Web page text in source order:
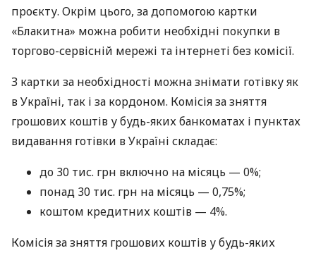
проєкту. Окрім цього, за допомогою картки
«Блакитна» можна робити необхідні покупки в
торгово-сервісній мережі та інтернеті без комісії.
З картки за необхідності можна знімати готівку як
в Україні, так і за кордоном. Комісія за зняття
грошових коштів у будь-яких банкоматах і пунктах
видавання готівки в Україні складає:
до 30 тис. грн включно на місяць — 0%;
понад 30 тис. грн на місяць — 0,75%;
коштом кредитних коштів — 4%.
Комісія за зняття грошових коштів у будь-яких